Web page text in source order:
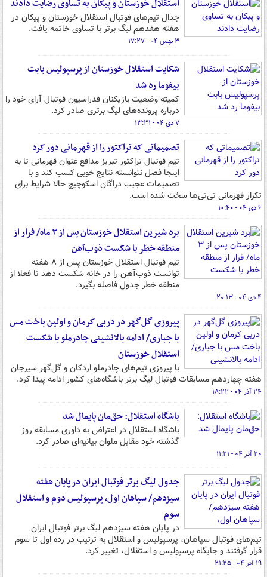
استقلال خوزستان و پیکان به تساوی رضایت دادند
جدال تیم‌های فوتبال استقلال خوزستان و پیکان در
هفته هفدهم لیگ برتر با تساوی خاتمه یافت.
۳ بهمن ۰۴ - ۱۷:۲۷
شکایت استقلال خوزستان از پرسپولیس بابت
بیفوما رد شد
کمیته وضعیت بازیکنان فدراسیون فوتبال آرای خود را
درباره پرونده‌های لیگ برتری صادر کرد.
۷ دی ۰۴ - ۱۳:۳۱
تصمیماتی که تراکتور را از قهرمانی دور کرد
تیم فوتبال تراکتور تبریز مدافع عنوان قهرمانی تا به
اینجا فصل نتوانسته نتایج خوبی کسب کند و با
تصمیمات عجیب دراگان اسکوچیچ حالا شرایط برای
تکرار قهرمانی تی‌تی‌ها سخت شده است.
۶ دی ۰۴ - ۱۰:۴۰
برد شیرین استقلال خوزستان پس از ۳ ماه/ فرار از
منطقه خطر با شکست ذوب‌آهن
تیم فوتبال استقلال خوزستان پس از ۸ هفته
توانست ذوب‌آهن را در خانه شکست دهد تا فعلا از
منطقه خطر جدول فاصله بگیرد.
۴ دی ۰۴ - ۲۰:۱۳
پیروزی گل‌گهر در دربی کرمان و اولین باخت مس
با جباری/ ادامه بالانشینی چادرملو با شکست
استقلال خوزستان
با پیروزی تیم‌های چادرملو اردکان و گل‌گهر سیرجان
هفته چهاردهم مسابقات فوتبال لیگ برتر باشگاه‌های کشور ادامه پیدا کرد.
۲۴ آذر ۰۴ - ۱۸:۲۲
باشگاه استقلال: حق‌مان پایمال شد
باشگاه استقلال در اعتراض به داوری مسابقه روز
گذشته خود مقابل ملوان بیانیه‌ای صادر کرد.
۲۰ آذر ۰۴ - ۱۱:۲۱
جدول لیگ برتر فوتبال ایران در پایان هفته
سیزدهم/ سپاهان اول، پرسپولیس دوم و استقلال
سوم
در پایان هفته سیزدهم لیگ برتر فوتبال ایران
تیم‌های فوتبال سپاهان، پرسپولیس و استقلال به ترتیب در رده اول تا سوم
قرار گرفتند و جایگاه پرسپولیس و استقلال، تغییر کرد.
۱۹ آذر ۰۴ - ۲۱:۲۵